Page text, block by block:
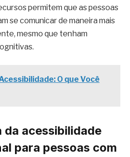
permitem que as pessoas
se comunicar de maneira mais
mesmo que tenham
O que Você
acessibilidade
para pessoas com